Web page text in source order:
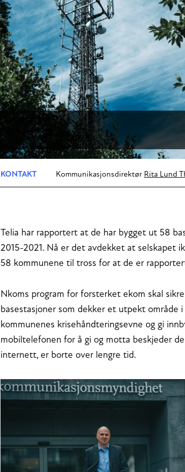
KONTAKT Kommunikasjonsdirektør Rita Lund
Telia har rapportert at de har bygget ut 58
2015-2021. Nå er det avdekket at selskapet
58 kommunene til tross for at de er
Nkoms program for forsterket ekom skal
basestasjoner som dekker et utpekt område
kommunenes krisehåndteringsevne og gi
mobiltelefonen for å gi og motta beskjeder
internett, er borte over lengre tid.